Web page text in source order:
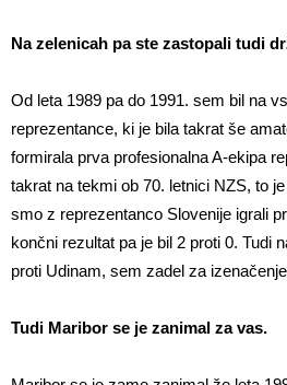
Na zelenicah pa ste zastopali tudi
Od leta 1989 pa do 1991. sem bil na
reprezentance, ki je bila takrat še
formirala prva profesionalna A-ekipa
takrat na tekmi ob 70. letnici NZS, to
smo z reprezentanco Slovenije igrali
končni rezultat pa je bil 2 proti 0. Tudi
proti Udinam, sem zadel za
Tudi Maribor se je zanimal za vas.